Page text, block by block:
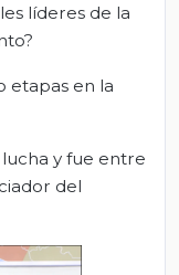
líderes de la
etapas en la
y fue entre
del